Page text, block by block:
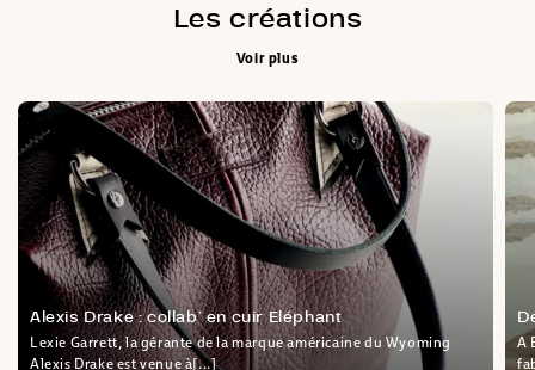
Les créations
Voir plus
Alexis Drake : collab’ en cuir Eléphant
Lexie Garrett, la gérante de la marque américaine du Wyoming
Alexis Drake est venue à[...]
A